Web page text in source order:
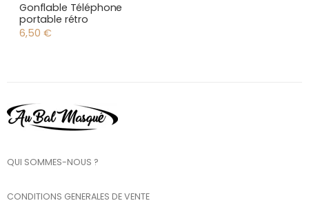
Gonflable Téléphone
portable rétro
6,50 €
QUI SOMMES-NOUS ?
CONDITIONS GENERALES DE VENTE